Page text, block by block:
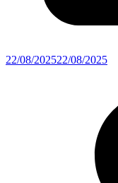
22/08/202522/08/2025